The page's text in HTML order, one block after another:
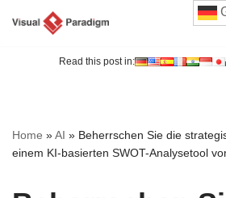
Read this post in:
Home »AI » Beherrschen Sie die
einem KI-basierten SWOT-Analysetool